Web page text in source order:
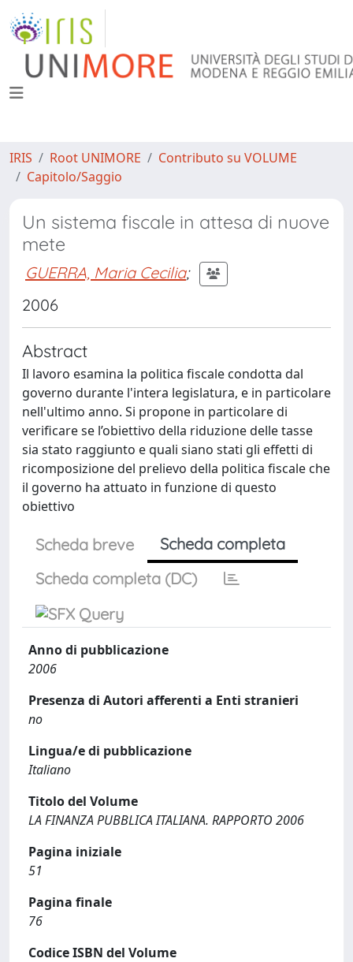
IRIS Root UNIMORE
Contributo su VOLUME
Capitolo/Saggio
Un sistema fiscale in attesa di nuove
mete
GUERRA, Maria Cecilia;
2006
Abstract
Il lavoro esamina la politica fiscale condotta dal
governo durante l'intera legislatura, e in particolare
nell'ultimo anno. Si propone in particolare di
verificare se l’obiettivo della riduzione delle tasse
sia stato raggiunto e quali siano stati gli effetti di
ricomposizione del prelievo della politica fiscale che
il governo ha attuato in funzione di questo
obiettivo
Scheda breve
Scheda completa
Scheda completa (DC)
Anno di pubblicazione
2006
Presenza di Autori afferenti a Enti stranieri
no
Lingua/e di pubblicazione
Italiano
Titolo del Volume
LA FINANZA PUBBLICA ITALIANA. RAPPORTO 2006
Pagina iniziale
51
Pagina finale
76
Codice ISBN del Volume